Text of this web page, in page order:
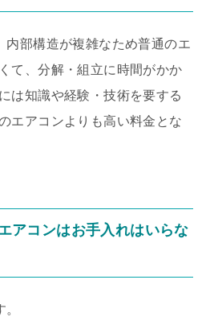
部構造が複雑なため普通のエ
て、分解・組立に時間がかか
は知識や経験・技術を要する
エアコンよりも高い料金とな
コンはお手入れはいらな